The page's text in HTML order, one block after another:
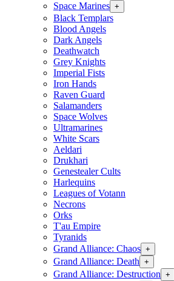
Space Marines +
Black Templars
Blood Angels
Dark Angels
Deathwatch
Grey Knights
Imperial Fists
Iron Hands
Raven Guard
Salamanders
Space Wolves
Ultramarines
White Scars
Aeldari
Drukhari
Genestealer Cults
Harlequins
Leagues of Votann
Necrons
Orks
T'au Empire
Tyranids
Grand Alliance: Chaos +
Grand Alliance: Death +
Grand Alliance: Destruction +